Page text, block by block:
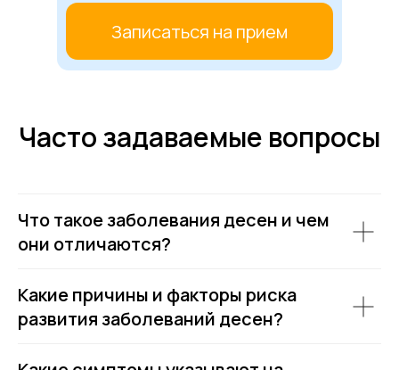
Записаться на прием
Часто задаваемые вопросы
Что такое заболевания десен и чем
они отличаются?
Какие причины и факторы риска
развития заболеваний десен?